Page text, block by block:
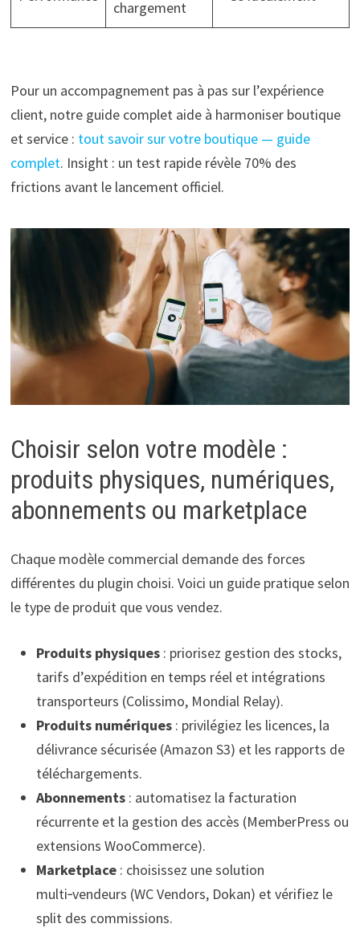
chargement
Pour un accompagnement pas à pas sur l’expérience
client, notre guide complet aide à harmoniser boutique
et service : tout savoir sur votre boutique — guide
complet. Insight : un test rapide révèle 70% des
frictions avant le lancement officiel.
Choisir selon votre modèle :
produits physiques, numériques,
abonnements ou marketplace
Chaque modèle commercial demande des forces
différentes du plugin choisi. Voici un guide pratique selon
le type de produit que vous vendez.
Produits physiques: priorisez gestion des stocks,
tarifs d’expédition en temps réel et intégrations
transporteurs (Colissimo, Mondial Relay).
Produits numériques: privilégiez les licences, la
délivrance sécurisée (Amazon S3) et les rapports de
téléchargements.
Abonnements: automatisez la facturation
récurrente et la gestion des accès (MemberPress ou
extensions WooCommerce).
Marketplace: choisissez une solution
multi‑vendeurs (WC Vendors, Dokan) et vérifiez le
split des commissions.